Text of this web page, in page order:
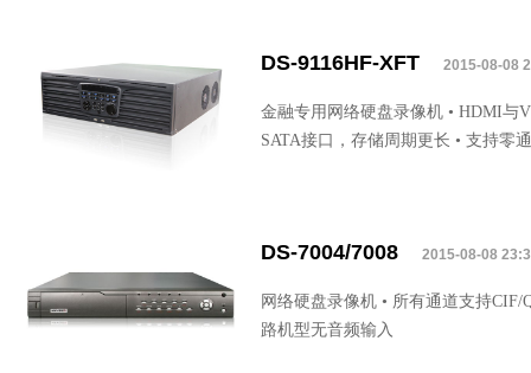
DS-9116HF-XFT 2015-08-08
金融专用网络硬盘录像机 • HDMI与
SATA接口，存储周期更长 • 支持零
DS-7004/7008 2015-08-08
网络硬盘录像机 • 所有通道支持
路机型无音频输入